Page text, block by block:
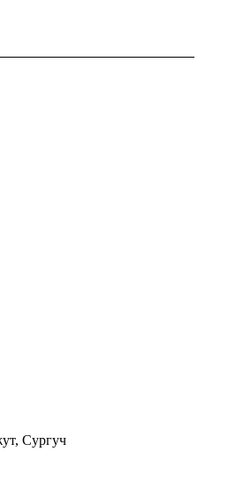
Сургуч